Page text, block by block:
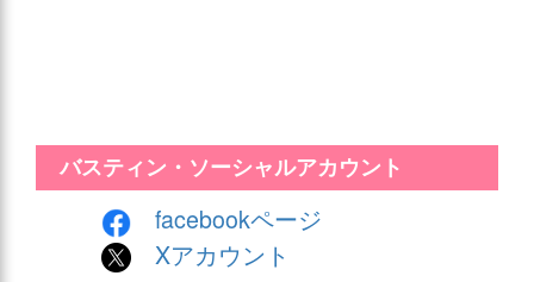
バスティン・ソーシャルアカウント
facebookページ
Xアカウント